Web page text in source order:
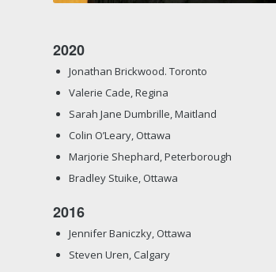
2020
Jonathan Brickwood. Toronto
Valerie Cade, Regina
Sarah Jane Dumbrille, Maitland
Colin O’Leary, Ottawa
Marjorie Shephard, Peterborough
Bradley Stuike, Ottawa
2016
Jennifer Baniczky, Ottawa
Steven Uren, Calgary